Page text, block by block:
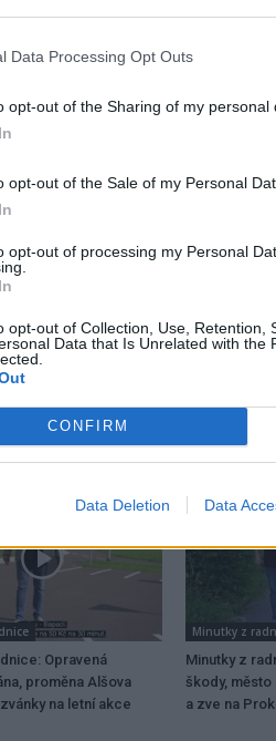
Data Processing Opt Outs
opt-out of the Sharing of my personal
opt-out of the Sale of my Personal
opt-out of processing my Personal
opt-out of Collection, Use, Retention,
Data that Is Unrelated with the
CONFIRM
Data Deletion Data
z radnice
Petice proti větrníkům
radnici. Město by v
Opravená
proměna Alšova
na letní akce
Minutky z
Minutky z
škody,
a zve na